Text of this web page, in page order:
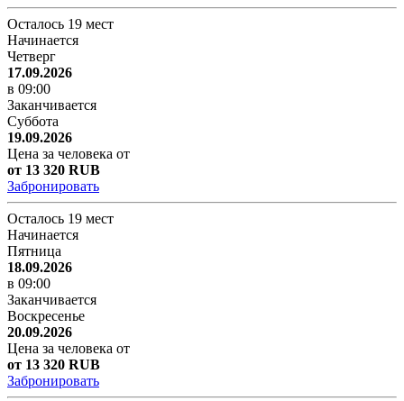
Осталось 19 мест
Начинается
Четверг
17.09.2026
в 09:00
Заканчивается
Суббота
19.09.2026
Цена за человека от
от 13 320 RUB
Забронировать
Осталось 19 мест
Начинается
Пятница
18.09.2026
в 09:00
Заканчивается
Воскресенье
20.09.2026
Цена за человека от
от 13 320 RUB
Забронировать